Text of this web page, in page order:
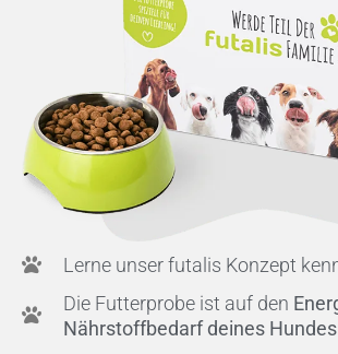
Lerne unser futalis Konzept
Die Futterprobe ist auf den
Nährstoffbedarf deines Hundes